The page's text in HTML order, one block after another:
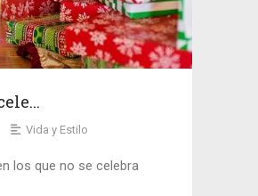
Vida y Estilo
los que no se celebra